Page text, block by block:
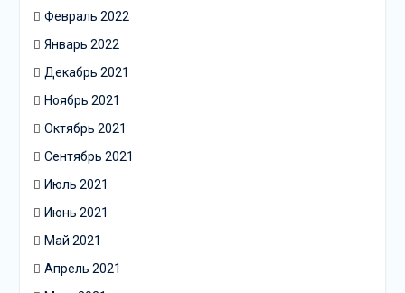
Февраль 2022
Январь 2022
Декабрь 2021
Ноябрь 2021
Октябрь 2021
Сентябрь 2021
Июль 2021
Июнь 2021
Май 2021
Апрель 2021